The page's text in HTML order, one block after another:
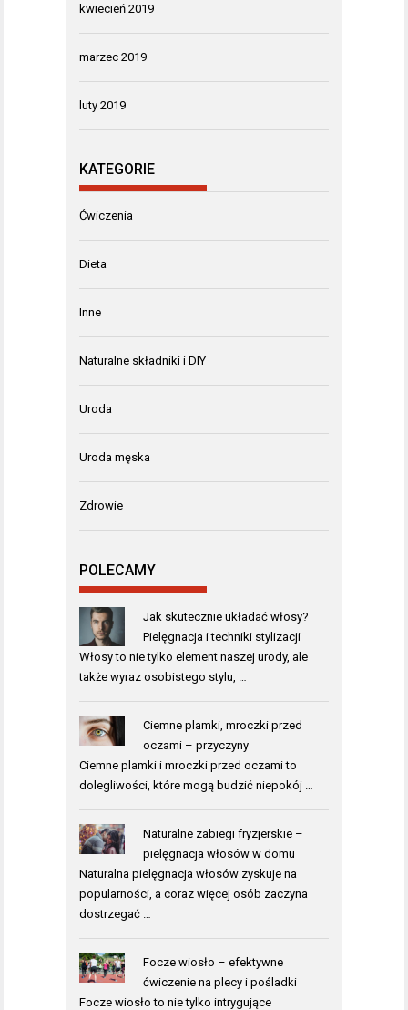
kwiecień 2019
marzec 2019
luty 2019
KATEGORIE
Ćwiczenia
Dieta
Inne
Naturalne składniki i DIY
Uroda
Uroda męska
Zdrowie
POLECAMY
Jak skutecznie układać włosy?
Pielęgnacja i techniki stylizacji
Włosy to nie tylko element naszej urody, ale
także wyraz osobistego stylu, …
Ciemne plamki, mroczki przed
oczami – przyczyny
Ciemne plamki i mroczki przed oczami to
dolegliwości, które mogą budzić niepokój …
Naturalne zabiegi fryzjerskie –
pielęgnacja włosów w domu
Naturalna pielęgnacja włosów zyskuje na
popularności, a coraz więcej osób zaczyna
dostrzegać …
Focze wiosło – efektywne
ćwiczenie na plecy i pośladki
Focze wiosło to nie tylko intrygujące